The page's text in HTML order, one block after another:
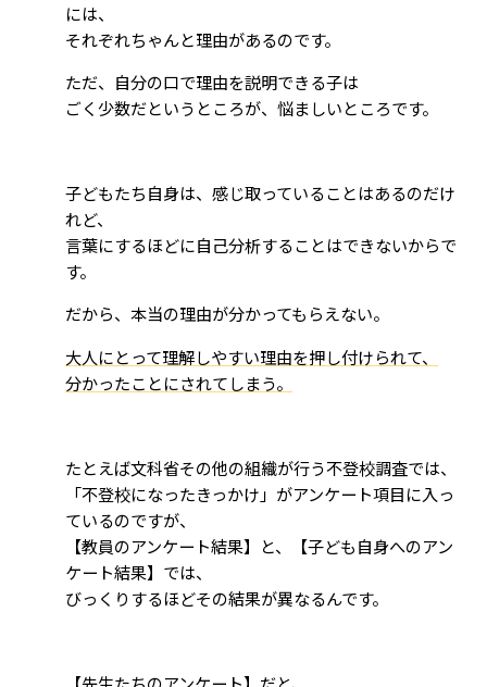
には、
それぞれちゃんと理由があるのです。
ただ、自分の口で理由を説明できる子は
ごく少数だというところが、悩ましいところです。
子どもたち自身は、感じ取っていることはあるのだけ
れど、
言葉にするほどに自己分析することはできないからで
す。
だから、本当の理由が分かってもらえない。
大人にとって理解しやすい理由を押し付けられて、
分かったことにされてしまう。
たとえば文科省その他の組織が行う不登校調査では、
「不登校になったきっかけ」がアンケート項目に入っ
ているのですが、
【教員のアンケート結果】と、【子ども自身へのアン
ケート結果】では、
びっくりするほどその結果が異なるんです。